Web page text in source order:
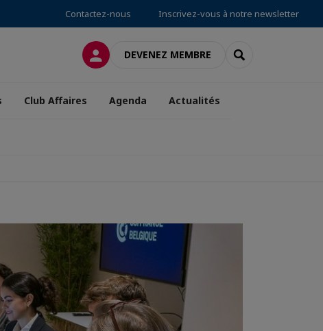
Contactez-nous Inscrivez-vous à notre newsletter
CONNEXIONDEVENEZ MEMBRE RECHERCHER
Club Affaires Agenda Actualités